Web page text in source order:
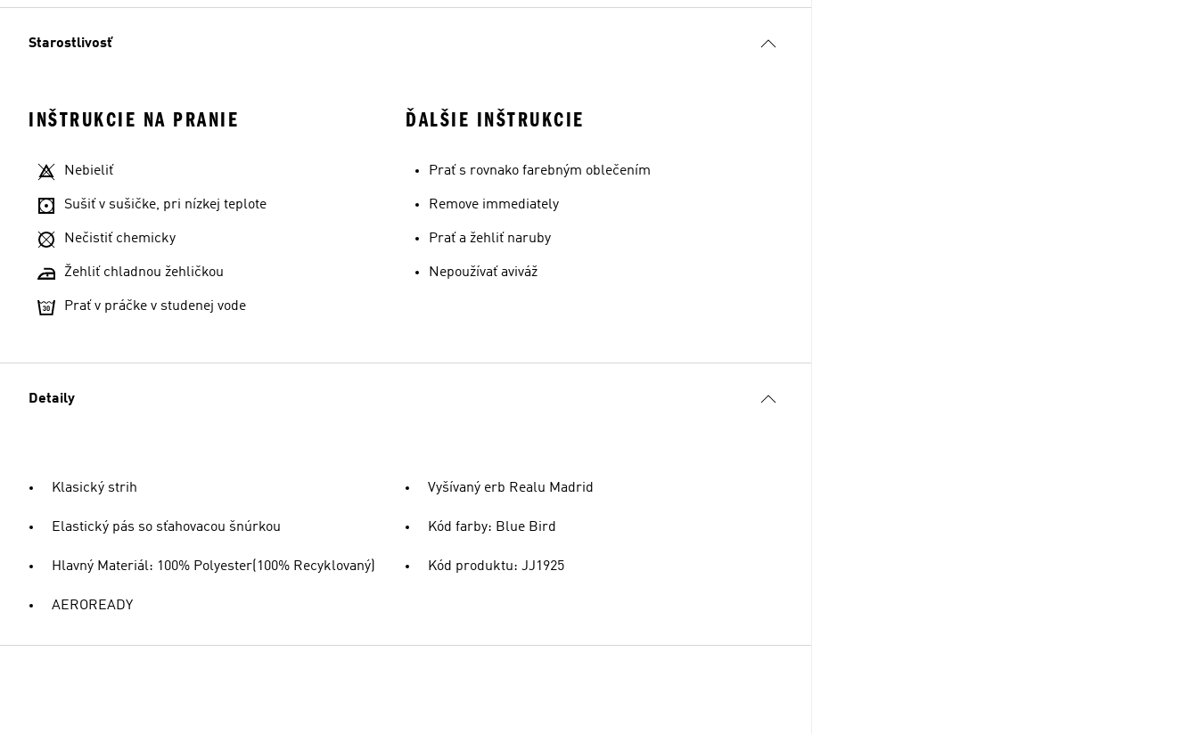
Starostlivosť
INŠTRUKCIE NA PRANIE
Nebieliť
Sušiť v sušičke, pri nízkej teplote
Nečistiť chemicky
Žehliť chladnou žehličkou
Prať v práčke v studenej vode
ĎALŠIE INŠTRUKCIE
Prať s rovnako farebným oblečením
Remove immediately
Prať a žehliť naruby
Nepoužívať aviváž
Detaily
Klasický strih
Elastický pás so sťahovacou šnúrkou
Hlavný Materiál: 100% Polyester(100% Recyklovaný)
AEROREADY
Vyšívaný erb Realu Madrid
Kód farby: Blue Bird
Kód produktu: JJ1925